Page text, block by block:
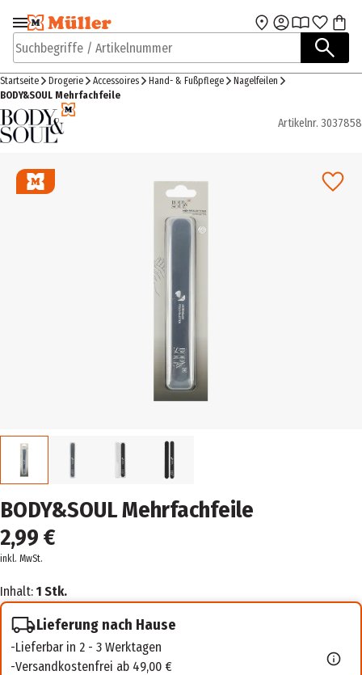
Zur Navigation
springen
Zum Hauptinhalt
Suchbegriffe / Artikelnummer
Startseite Drogerie Accessoires Hand- & Fußpflege
Nagelfeilen
BODY&SOUL Mehrfachfeile
Artikelnr. 3037858
BODY&SOUL Mehrfachfeile
2,99 €
inkl. MwSt.
Inhalt: 1 Stk.
Lieferung nach Hause
Lieferbar in 2 - 3 Werktagen
Versandkostenfrei ab 49,00 €